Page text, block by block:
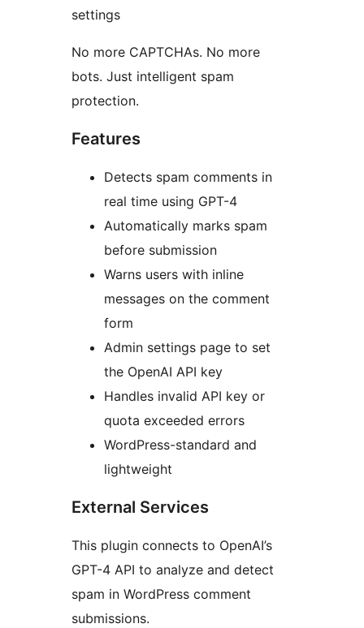
settings
No more CAPTCHAs. No more
bots. Just intelligent spam
protection.
Features
Detects spam comments in
real time using GPT-4
Automatically marks spam
before submission
Warns users with inline
messages on the comment
form
Admin settings page to set
the OpenAI API key
Handles invalid API key or
quota exceeded errors
WordPress-standard and
lightweight
External Services
This plugin connects to OpenAI’s
GPT-4 API to analyze and detect
spam in WordPress comment
submissions.